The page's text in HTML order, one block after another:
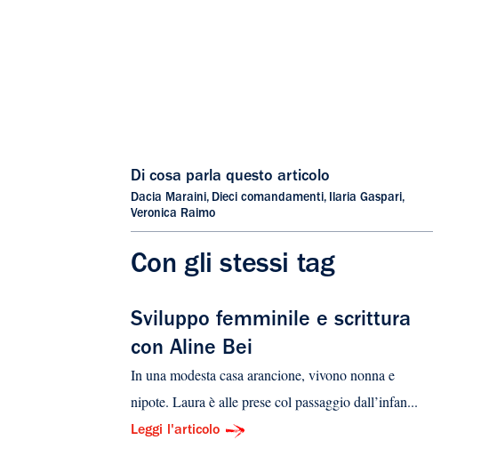
Di cosa parla questo articolo
Dacia Maraini, Dieci comandamenti, Ilaria Gaspari,
Veronica Raimo
Con gli stessi tag
Sviluppo femminile e scrittura
con Aline Bei
In una modesta casa arancione, vivono nonna e
nipote. Laura è alle prese col passaggio dall’infan...
Leggi l'articolo